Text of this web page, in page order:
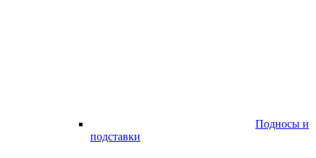
Подносы и
подставки